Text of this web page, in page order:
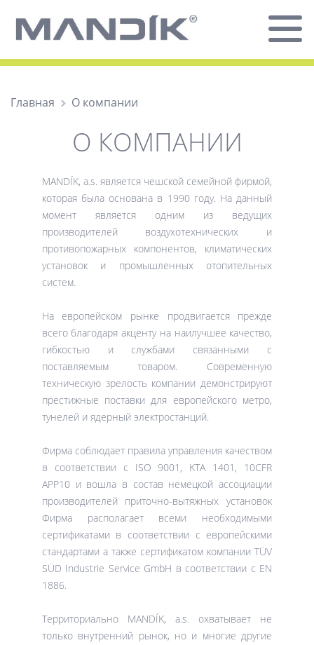
Главная О компании
О КОМПАНИИ
MANDÍK, a.s. является чешской семейной фирмой,
которая была основана в 1990 году. На данный
момент является одним из ведущих
производителей воздухотехнических и
противопожарных компонентов, климатических
установок и промышленных отопительных
систем.
На европейском рынке продвигается прежде
всего благодаря акценту на наилучшее качество,
гибкостью и службами связанными с
поставляемым товаром. Современную
техническую зрелость компании демонстрируют
престижные поставки для европейского метро,
тунелей и ядерный электростанций.
Фирма соблюдает правила управления качеством
в соответствии с ISO 9001, KTA 1401, 10CFR
APP10 и вошла в состав немецкой ассоциации
производителей приточно-вытяжных установок
Фирма располагает всеми необходимыми
сертификатами в соответствии с европейскими
стандартами а также сертификатом компании TÜV
SÜD Industrie Service GmbH в соответствии с EN
1886.
Территориально MANDÍK, a.s. охватывает не
только внутренний рынок, но и многие другие